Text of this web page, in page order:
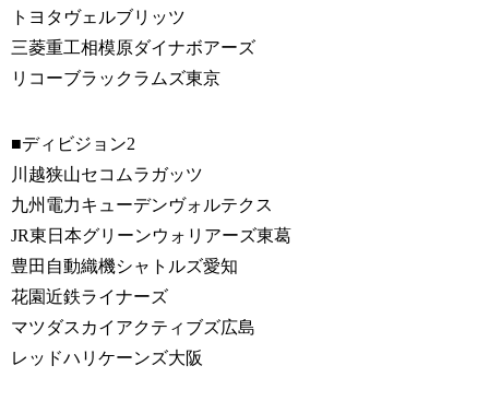
トヨタヴェルブリッツ
三菱重工相模原ダイナボアーズ
リコーブラックラムズ東京
■ディビジョン2
川越狭山セコムラガッツ
九州電力キューデンヴォルテクス
JR東日本グリーンウォリアーズ東葛
豊田自動織機シャトルズ愛知
花園近鉄ライナーズ
マツダスカイアクティブズ広島
レッドハリケーンズ大阪